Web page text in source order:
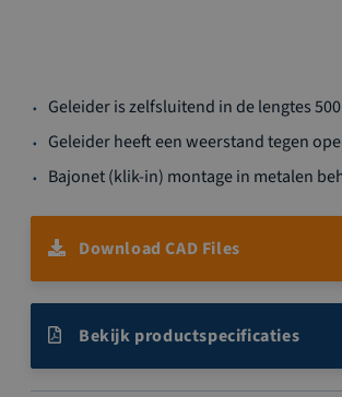
naar
het
van
afbeeldingen-
gallerij
Geleider is zelfsluitend in de lengtes
Geleider heeft een weerstand tegen
Bajonet (klik-in) montage in metalen
Download CAD Files
Bekijk productspecificaties